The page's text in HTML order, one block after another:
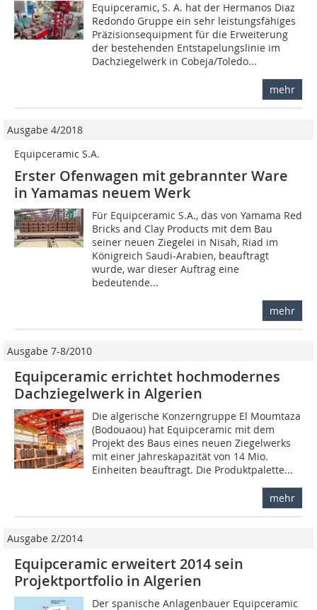
Equipceramic, S. A. hat der Hermanos Diaz
Redondo Gruppe ein sehr leistungsfähiges
Präzisionsequipment für die Erweiterung
der bestehenden Entstapelungslinie im
Dachziegelwerk in Cobeja/Toledo...
mehr
Ausgabe 4/2018
Equipceramic S.A.
Erster Ofenwagen mit gebrannter Ware
in Yamamas neuem Werk
Für Equipceramic S.A., das von Yamama Red
Bricks and Clay Products mit dem Bau
seiner neuen Ziegelei in Nisah, Riad im
Königreich Saudi-Arabien, beauftragt
wurde, war dieser Auftrag eine
bedeutende...
mehr
Ausgabe 7-8/2010
Equipceramic errichtet hochmodernes
Dachziegelwerk in Algerien
Die algerische Konzerngruppe El Moumtaza
(Bodouaou) hat Equipceramic mit dem
Projekt des Baus eines neuen Ziegelwerks
mit einer Jahreskapazität von 14 Mio.
Einheiten beauftragt. Die Produktpalette...
mehr
Ausgabe 2/2014
Equipceramic erweitert 2014 sein
Projektportfolio in Algerien
Der spanische Anlagenbauer Equipceramic